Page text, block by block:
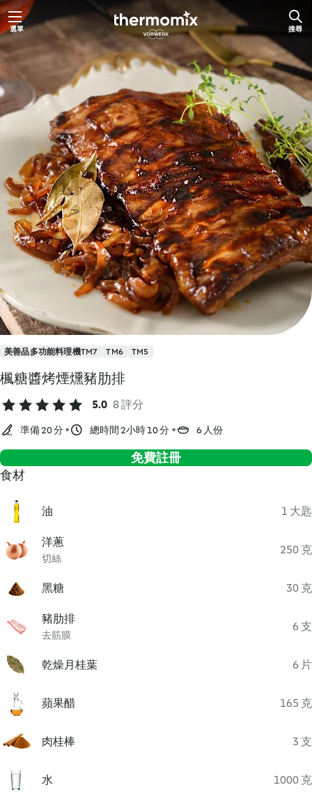
跳
至
主
要
內
容
選單 搜尋
美善品多功能料理機TM7 TM6 TM5
楓糖醬烤煙燻豬肋排
5.0 8 評分
準備 20 分 總時間 2小時 10 分 6 人份
免費註冊
食材
油 1 大匙
洋蔥
切絲
250 克
黑糖 30 克
豬肋排
去筋膜
6 支
乾燥月桂葉 6 片
蘋果醋 165 克
肉桂棒 3 支
水 1000 克